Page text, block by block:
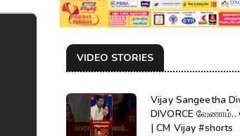
VIDEO STORIES
Vijay Sangeetha
DIVORCE வேணாம்..
| CM Vijay #shorts